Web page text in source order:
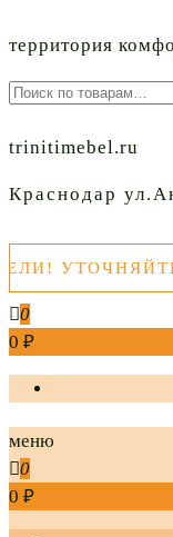
территория
Искать:
trinitimebel.ru
Краснодар
УТОЧНЯЙТЕ
0
0 ₽
меню
0
0 ₽